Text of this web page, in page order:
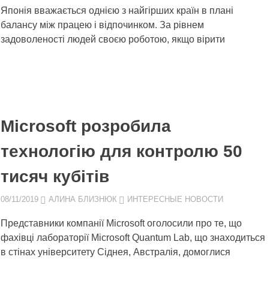
Японія вважається однією з найгірших країн в плані
балансу між працею і відпочинком. За рівнем
задоволеності людей своєю роботою, якщо вірити
Microsoft розробила
технологію для контролю 50
тисяч кубітів
08/11/2019 АЛИНА БЛИЗНЮК ИНТЕРЕСНЫЕ НОВОСТИ
Представники компанії Microsoft оголосили про те, що
фахівці лабораторії Microsoft Quantum Lab, що знаходиться
в стінах університету Сіднея, Австралія, домоглися